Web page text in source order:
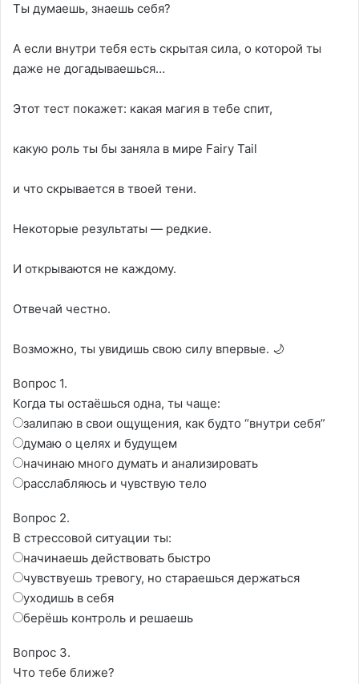
Ты думаешь, знаешь себя?
А если внутри тебя есть скрытая сила, о которой ты
даже не догадываешься…
Этот тест покажет: какая магия в тебе спит,
какую роль ты бы заняла в мире Fairy Tail
и что скрывается в твоей тени.
Некоторые результаты — редкие.
И открываются не каждому.
Отвечай честно.
Возможно, ты увидишь свою силу впервые. 🌙
Вопрос 1.
Когда ты остаёшься одна, ты чаще:
залипаю в свои ощущения, как будто “внутри себя”
думаю о целях и будущем
начинаю много думать и анализировать
расслабляюсь и чувствую тело
Вопрос 2.
В стрессовой ситуации ты:
начинаешь действовать быстро
чувствуешь тревогу, но стараешься держаться
уходишь в себя
берёшь контроль и решаешь
Вопрос 3.
Что тебе ближе?